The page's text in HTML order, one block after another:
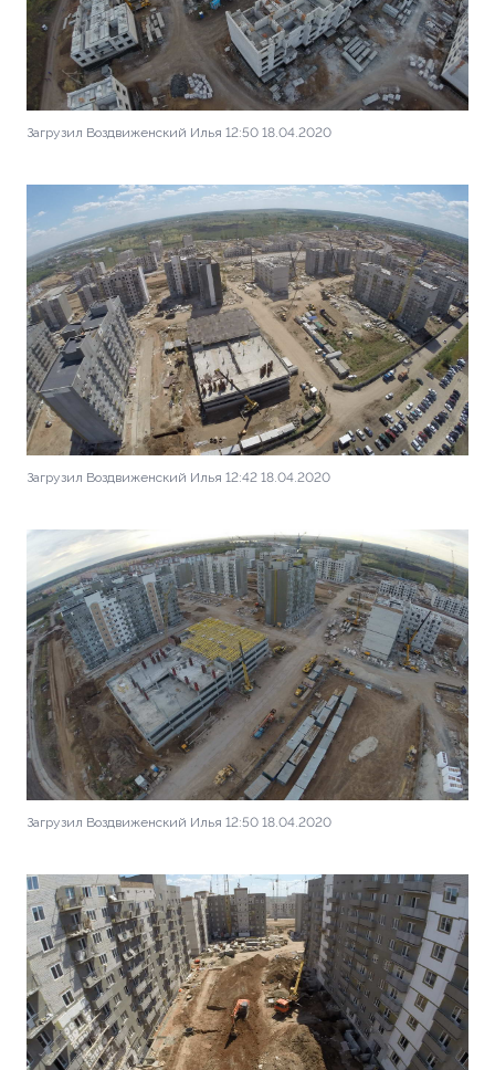
Загрузил Воздвиженский Илья 12:50 18.04.2020
Загрузил Воздвиженский Илья 12:42 18.04.2020
Загрузил Воздвиженский Илья 12:50 18.04.2020